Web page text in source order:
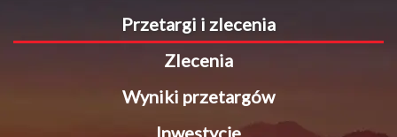
Przetargi i zlecenia
Zlecenia
Wyniki przetargów
Inwestycje